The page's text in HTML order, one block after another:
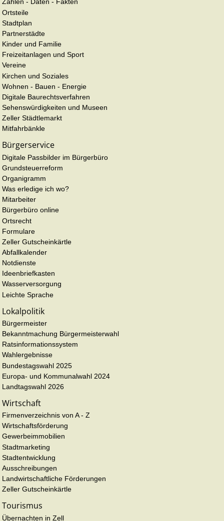
Zahlen - Daten - Fakten
Ortsteile
Stadtplan
Partnerstädte
Kinder und Familie
Freizeitanlagen und Sport
Vereine
Kirchen und Soziales
Wohnen - Bauen - Energie
Digitale Baurechtsverfahren
Sehenswürdigkeiten und Museen
Zeller Städtlemarkt
Mitfahrbänkle
Bürgerservice
Digitale Passbilder im Bürgerbüro
Grundsteuerreform
Organigramm
Was erledige ich wo?
Mitarbeiter
Bürgerbüro online
Ortsrecht
Formulare
Zeller Gutscheinkärtle
Abfallkalender
Notdienste
Ideenbriefkasten
Wasserversorgung
Leichte Sprache
Lokalpolitik
Bürgermeister
Bekanntmachung Bürgermeisterwahl
Ratsinformationssystem
Wahlergebnisse
Bundestagswahl 2025
Europa- und Kommunalwahl 2024
Landtagswahl 2026
Wirtschaft
Firmenverzeichnis von A - Z
Wirtschaftsförderung
Gewerbeimmobilien
Stadtmarketing
Stadtentwicklung
Ausschreibungen
Landwirtschaftliche Förderungen
Zeller Gutscheinkärtle
Tourismus
Übernachten in Zell